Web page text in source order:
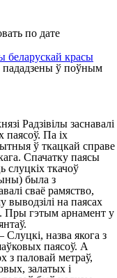
по дате
беларускай красы
пададзены ў поўным
Радзівілы заснавалі
паясоў. Па іх
ў ткацкай справе
Спачатку паясы
слуцкіх ткачоў
была з
сваё рамяство,
на паясах
Пры гэтым арнамент у
назва якога з
паясоў. А
з паловай метраў,
залатых і